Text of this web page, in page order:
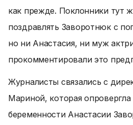
как прежде. Поклонники тут
поздравлять Заворотнюк с
но ни Анастасия, ни муж
прокомментировали это
Журналисты связались с
Мариной, которая опровергла
беременности Анастасии